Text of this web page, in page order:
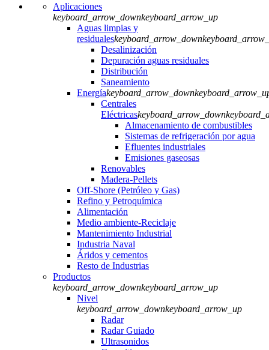
Aplicaciones
keyboard_arrow_downkeyboard_arrow_up
Aguas limpias y
residualeskeyboard_arrow_down
Desalinización
Depuración aguas residuales
Distribución
Saneamiento
Energíakeyboard_arrow_down
Centrales
Eléctricaskeyboard_arrow_down
Almacenamiento de combustibles
Sistemas de refrigeración por agua
Efluentes industriales
Emisiones gaseosas
Renovables
Madera-Pellets
Off-Shore (Petróleo y Gas)
Refino y Petroquímica
Alimentación
Medio ambiente-Reciclaje
Mantenimiento Industrial
Industria Naval
Áridos y cementos
Resto de Industrias
Productos
keyboard_arrow_downkeyboard_arrow_up
Nivel
keyboard_arrow_downkeyboard_arrow_up
Radar
Radar Guiado
Ultrasonidos